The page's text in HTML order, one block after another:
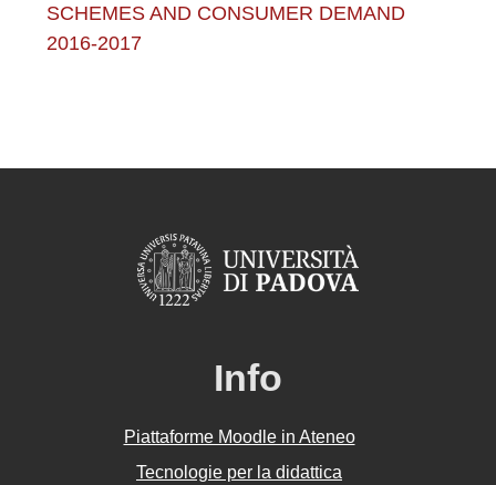
SCHEMES AND CONSUMER DEMAND
2016-2017
Info
Piattaforme Moodle in Ateneo
Tecnologie per la didattica